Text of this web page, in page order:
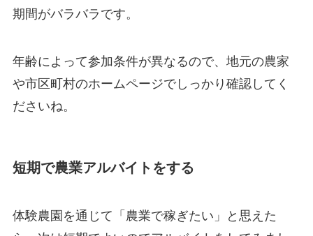
期間がバラバラです。
年齢によって参加条件が異なるので、地元の農家
や市区町村のホームページでしっかり確認してく
ださいね。
短期で農業アルバイトをする
体験農園を通じて「農業で稼ぎたい」と思えた